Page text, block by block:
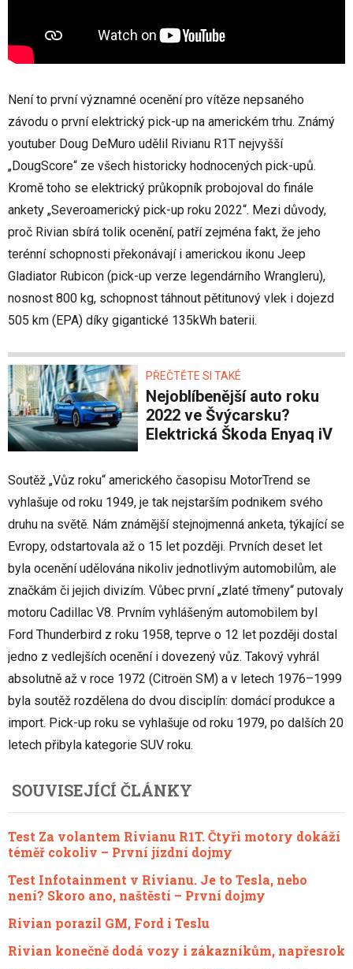
Není to první významné ocenění pro vítěze nepsaného
závodu o první elektrický pick-up na americkém trhu. Známý
youtuber Doug DeMuro udělil Rivianu R1T nejvyšší
„DougScore“ ze všech historicky hodnocených pick-upů.
Kromě toho se elektrický průkopník probojoval do finále
ankety „Severoamerický pick-up roku 2022“. Mezi důvody,
proč Rivian sbírá tolik ocenění, patří zejména fakt, že jeho
terénní schopnosti překonávají i americkou ikonu Jeep
Gladiator Rubicon (pick-up verze legendárního Wrangleru),
nosnost 800 kg, schopnost táhnout pětitunový vlek i dojezd
505 km (EPA) díky gigantické 135kWh baterii.
PŘEČTĚTE SI TAKÉ
Nejoblíbenější auto roku
2022 ve Švýcarsku?
Elektrická Škoda Enyaq iV
Soutěž „Vůz roku“ amerického časopisu MotorTrend se
vyhlašuje od roku 1949, je tak nejstarším podnikem svého
druhu na světě. Nám známější stejnojmenná anketa, týkající se
Evropy, odstartovala až o 15 let později. Prvních deset let
byla ocenění udělována nikoliv jednotlivým automobilům, ale
značkám či jejich divizím. Vůbec první „zlaté třmeny“ putovaly
motoru Cadillac V8. Prvním vyhlášeným automobilem byl
Ford Thunderbird z roku 1958, teprve o 12 let později dostal
jedno z vedlejších ocenění i dovezený vůz. Takový vyhrál
absolutně až v roce 1972 (Citroën SM) a v letech 1976–1999
byla soutěž rozdělena do dvou disciplín: domácí produkce a
import. Pick-up roku se vyhlašuje od roku 1979, po dalších 20
letech přibyla kategorie SUV roku.
SOUVISEJÍCÍ ČLÁNKY
Test Za volantem Rivianu R1T. Čtyři motory dokáží
téměř cokoliv – První jízdní dojmy
Test Infotainment v Rivianu. Je to Tesla, nebo
není? Skoro ano, naštěstí – První dojmy
Rivian porazil GM, Ford i Teslu
Rivian konečně dodá vozy i zákazníkům, napřesrok